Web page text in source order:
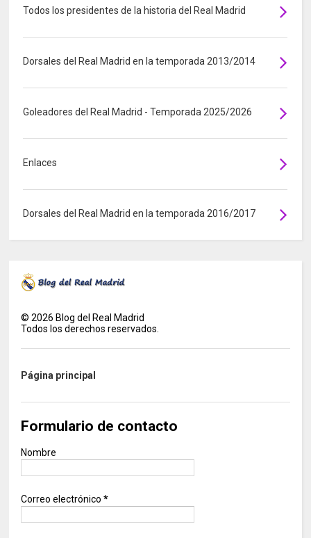
Todos los presidentes de la historia del Real Madrid
Dorsales del Real Madrid en la temporada 2013/2014
Goleadores del Real Madrid - Temporada 2025/2026
Enlaces
Dorsales del Real Madrid en la temporada 2016/2017
©2026 Blog del Real Madrid
Todos los derechos reservados.
Página principal
Formulario de contacto
Nombre
Correo electrónico*